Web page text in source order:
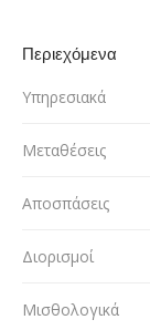
Περιεχόμενα
Υπηρεσιακά
Μεταθέσεις
Αποσπάσεις
Διορισμοί
Μισθολογικά